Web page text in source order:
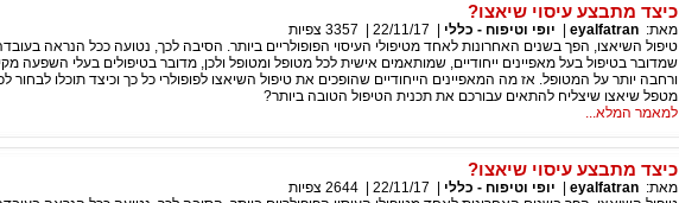
כיצד מתבצע עיסוי שיאצו?
מאת: eyalfatran יופי וטיפוח - כללי 22/11/17
3357 צפיות
טיפול השיאצו, הפך בשנים האחרונות לאחד מטיפולי העיסוי הפופולריים ביותר. הסיבה לכך, נטועה ככל הנראה
שמדובר בטיפול בעל מאפיינים ייחודיים, שמותאמים אישית לכל מטופל ומטופל ולכן, מדובר בטיפולים בעלי השפעה
ורחבה יותר על המטופל. אז מה המאפיינים הייחודיים שהופכים את טיפול השיאצו לפופולרי כל כך וכיצד תוכלו לבחור
מטפל שיאצו שיצליח להתאים עבורכם את תכנית הטיפול הטובה ביותר?
למאמר המלא...
כיצד מתבצע עיסוי שיאצו?
מאת: eyalfatran יופי וטיפוח - כללי 22/11/17
2644 צפיות